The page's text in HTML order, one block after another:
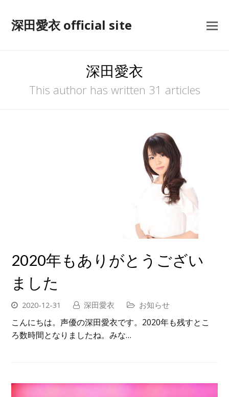
深田愛衣 official site
深田愛衣
This author has written 31 articles
2020年もありがとうござい
ました
2020-12-31 深田愛衣 お知らせ
こんにちは。声優の深田愛衣です。2020年も残すとこ
ろ数時間となりましたね。みな…